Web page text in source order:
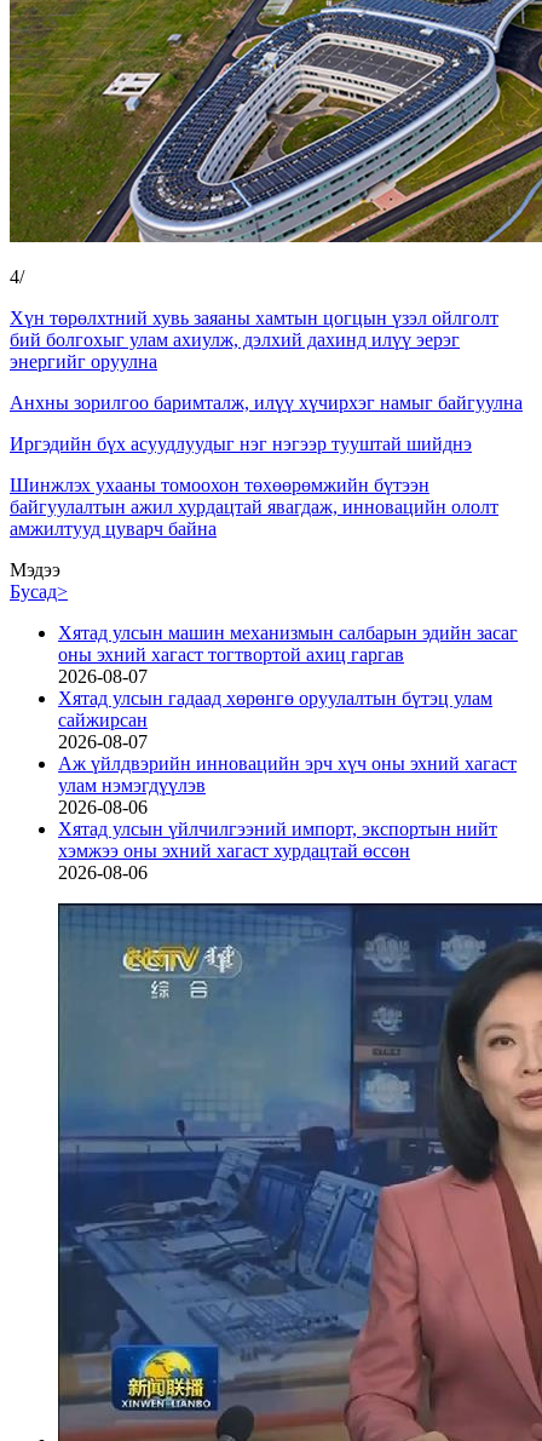
4/
Хүн төрөлхтний хувь заяаны хамтын цогцын үзэл ойлголт
бий болгохыг улам ахиулж, дэлхий дахинд илүү эерэг
энергийг оруулна
Анхны зорилгоо баримталж, илүү хүчирхэг намыг байгуулна
Иргэдийн бүх асуудлуудыг нэг нэгээр тууштай шийднэ
Шинжлэх ухааны томоохон төхөөрөмжийн бүтээн
байгуулалтын ажил хурдацтай явагдаж, инновацийн ололт
амжилтууд цуварч байна
Мэдээ
Бусад>
Хятад улсын машин механизмын салбарын эдийн засаг
оны эхний хагаст тогтвортой ахиц гаргав
2026-08-07
Хятад улсын гадаад хөрөнгө оруулалтын бүтэц улам
сайжирсан
2026-08-07
Аж үйлдвэрийн инновацийн эрч хүч оны эхний хагаст
улам нэмэгдүүлэв
2026-08-06
Хятад улсын үйлчилгээний импорт, экспортын нийт
хэмжээ оны эхний хагаст хурдацтай өссөн
2026-08-06